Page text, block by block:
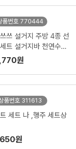
품번호 770444
쓰 설거지 주방 4종 선
트 설거지바 천연수세
제로웨이스트키트
원
품번호 311613
세트 나 ,행주 세트상
원